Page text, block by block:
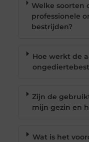
Welke soorten
professionele
bestrijden?
Hoe werkt de
Zijn de
mijn gezin en
Wat is het